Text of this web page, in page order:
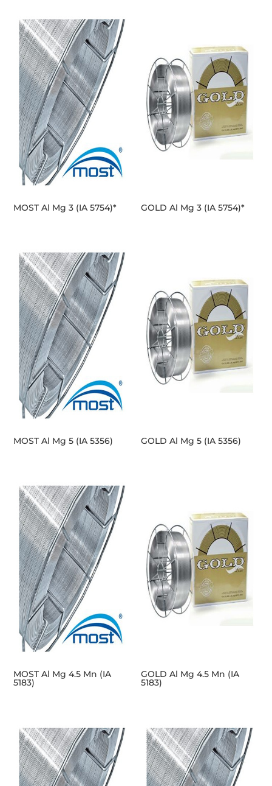
MOST Al Mg 3 (IA 5754)* GOLD Al Mg 3 (IA 5754)*
MOST Al Mg 5 (IA 5356) GOLD Al Mg 5 (IA 5356)
MOST Al Mg 4.5 Mn (IA
5183)
GOLD Al Mg 4.5 Mn (IA
5183)